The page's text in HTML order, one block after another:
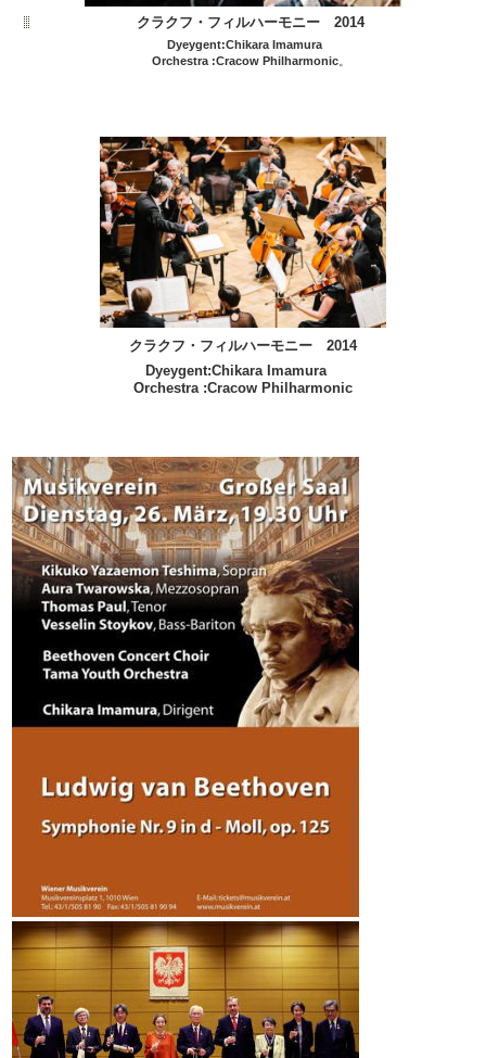
クラクフ・フィルハーモニー 2014
Dyeygent:Chikara Imamura
Orchestra :Cracow Philharmonic。
クラクフ・フィルハーモニー 2014
Dyeygent:Chikara Imamura
Orchestra :Cracow Philharmonic